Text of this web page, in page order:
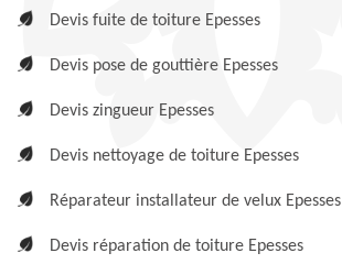
Devis fuite de toiture Epesses
Devis pose de gouttière Epesses
Devis zingueur Epesses
Devis nettoyage de toiture Epesses
Réparateur installateur de velux Epesses
Devis réparation de toiture Epesses